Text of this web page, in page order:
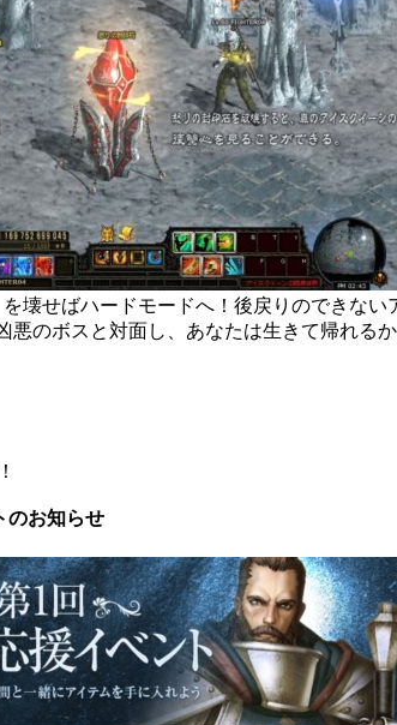
を壊せばハードモードへ！後戻りのできない
悪のボスと対面し、あなたは生きて帰れるか
のお知らせ